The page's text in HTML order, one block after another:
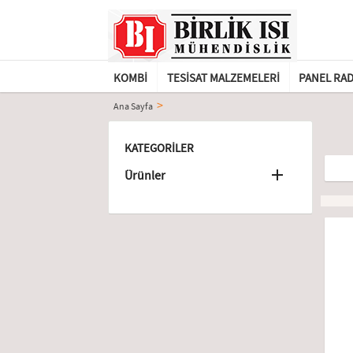
KOMBI TESISAT MALZEMELERI PANEL
Ana Sayfa
KATEGORILER
Ürünler 